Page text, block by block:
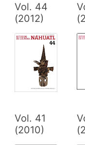
Vol. 44
(2012)
Vol. 41
(2010)